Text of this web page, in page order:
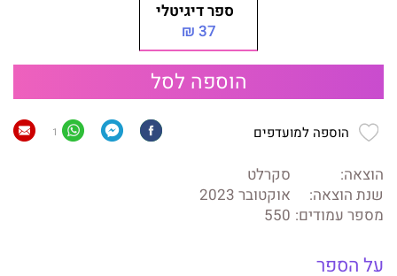
ספר דיגיטלי
37 ₪
הוספה לסל
הוספה למועדפים 1
הוצאה:
סקרלט
שנת הוצאה:
אוקטובר 2023
מספר עמודים: 550
על הספר